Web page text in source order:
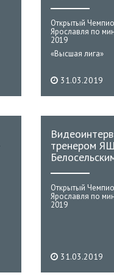
Открытый
Ярославля по
2019
«Высшая лига»
31.03.2019
тренером
Открытый
Ярославля по
2019
31.03.2019